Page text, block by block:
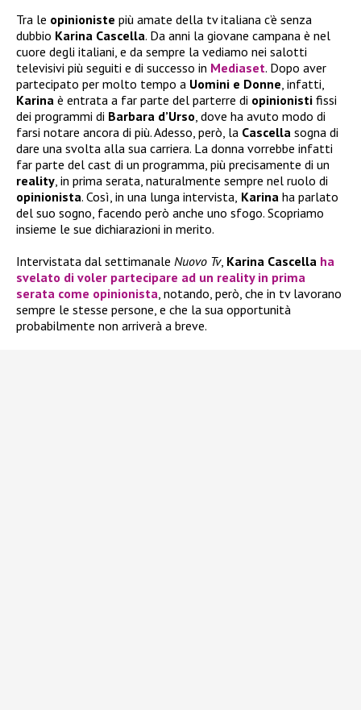
Tra le opinioniste più amate della tv italiana c’è senza
dubbio Karina Cascella. Da anni la giovane campana è nel
cuore degli italiani, e da sempre la vediamo nei salotti
televisivi più seguiti e di successo in Mediaset. Dopo aver
partecipato per molto tempo a Uomini e Donne, infatti,
Karina è entrata a far parte del parterre di opinionisti fissi
dei programmi di Barbara d’Urso, dove ha avuto modo di
farsi notare ancora di più. Adesso, però, la Cascella sogna di
dare una svolta alla sua carriera. La donna vorrebbe infatti
far parte del cast di un programma, più precisamente di un
reality, in prima serata, naturalmente sempre nel ruolo di
opinionista. Così, in una lunga intervista, Karina ha parlato
del suo sogno, facendo però anche uno sfogo. Scopriamo
insieme le sue dichiarazioni in merito.
Intervistata dal settimanale Nuovo Tv, Karina Cascella ha
svelato di voler partecipare ad un realityin prima
serata come opinionista, notando, però, che in tv lavorano
sempre le stesse persone, e che la sua opportunità
probabilmente non arriverà a breve.